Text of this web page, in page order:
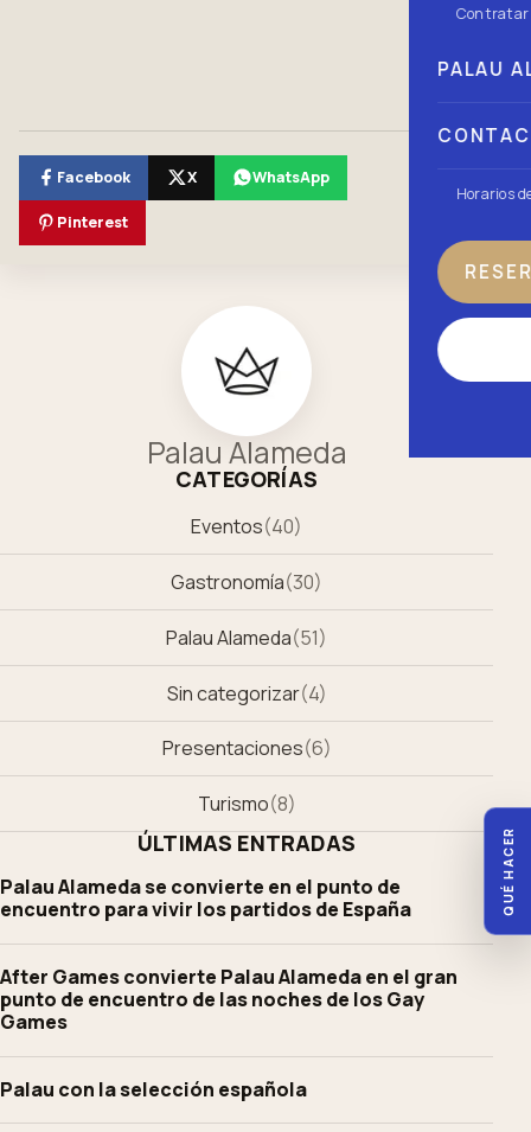
Contratar
PALAU
Horarios
QUÉ HACER
Facebook X WhatsApp
Pinterest
Palau Alameda
CATEGORÍAS
Eventos(40)
Gastronomía(30)
Palau Alameda(51)
Sin categorizar(4)
Presentaciones(6)
Turismo(8)
ÚLTIMAS ENTRADAS
Palau Alameda se convierte en el punto de
encuentro para vivir los partidos de España
After Games convierte Palau Alameda en el gran
punto de encuentro de las noches de los Gay
Games
Palau con la selección española